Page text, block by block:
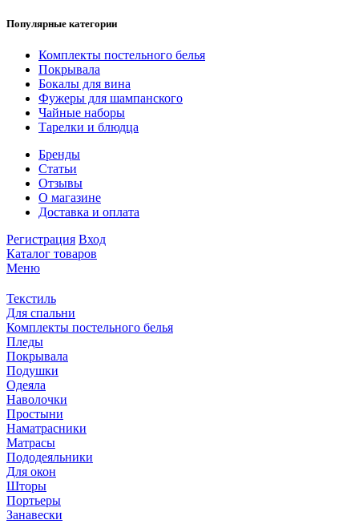
Популярные категории
Комплекты постельного белья
Покрывала
Бокалы для вина
Фужеры для шампанского
Чайные наборы
Тарелки и блюдца
Бренды
Статьи
Отзывы
О магазине
Доставка и оплата
Регистрация Вход
Каталог товаров
Меню
Текстиль
Для спальни
Комплекты постельного белья
Пледы
Покрывала
Подушки
Одеяла
Наволочки
Простыни
Наматрасники
Матрасы
Пододеяльники
Для окон
Шторы
Портьеры
Занавески